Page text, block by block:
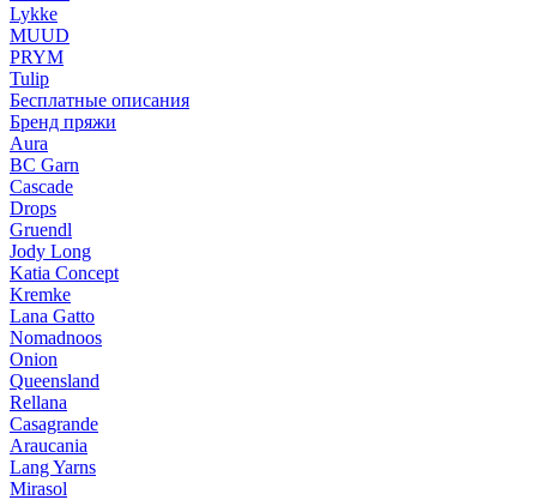
Lykke
MUUD
PRYM
Tulip
Бесплатные описания
Бренд пряжи
Aura
BC Garn
Cascade
Drops
Gruendl
Jody Long
Katia Concept
Kremke
Lana Gatto
Nomadnoos
Onion
Queensland
Rellana
Casagrande
Araucania
Lang Yarns
Mirasol